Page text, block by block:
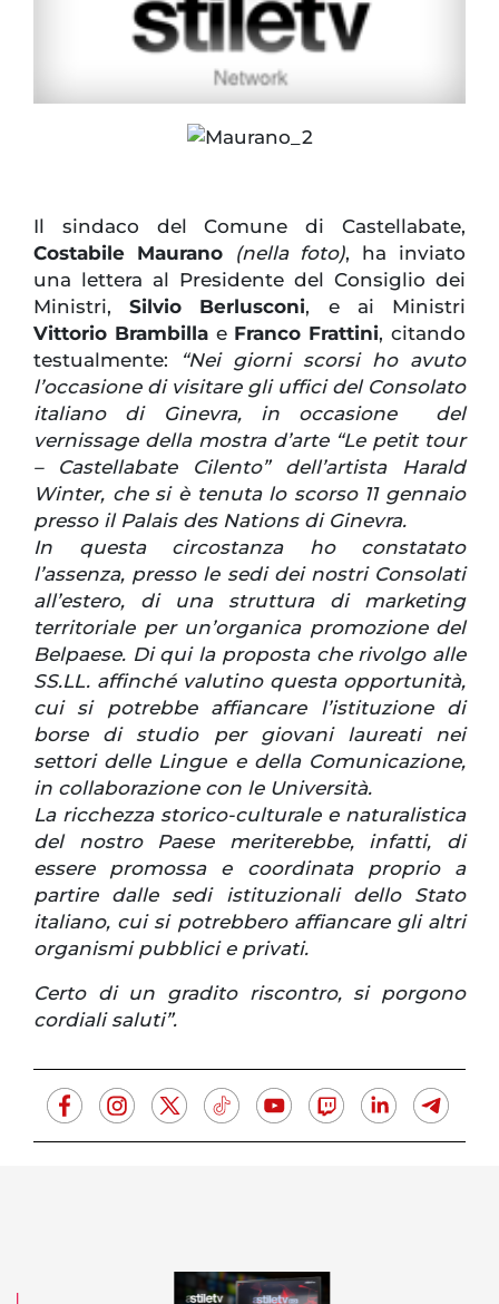
Il sindaco del Comune di Castellabate,
Costabile Maurano
(nella foto), ha inviato
una lettera al Presidente del Consiglio dei
Ministri,Silvio Berlusconi, e ai Ministri
Vittorio Brambillae Franco Frattini, citando
testualmente:
“Nei giorni scorsi ho avuto
l’occasione di visitare gli uffici del Consolato
italiano di Ginevra, in occasione del
vernissage della mostra d’arte “Le petit tour
– Castellabate Cilento” dell’artista Harald
Winter, che si è tenuta lo scorso 11 gennaio
presso il Palais des Nations di Ginevra.
In questa circostanza ho constatato
l’assenza, presso le sedi dei nostri Consolati
all’estero, di una struttura di marketing
territoriale per un’organica promozione del
Belpaese. Di qui la proposta che rivolgo alle
SS.LL. affinché valutino questa opportunità,
cui si potrebbe affiancare l’istituzione di
borse di studio per giovani laureati nei
settori delle Lingue e della Comunicazione,
in collaborazione con le Università.
La ricchezza storico-culturale e naturalistica
del nostro Paese meriterebbe, infatti, di
essere promossa e coordinata proprio a
partire dalle sedi istituzionali dello Stato
italiano, cui si potrebbero affiancare gli altri
organismi pubblici e privati.
Certo di un gradito riscontro, si porgono
cordiali saluti”.